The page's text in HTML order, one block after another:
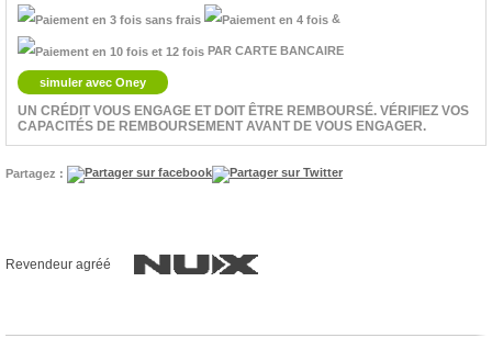
&
PAR CARTE BANCAIRE
simuler avec Oney
UN CRÉDIT VOUS ENGAGE ET DOIT ÊTRE REMBOURSÉ. VÉRIFIEZ VOS
CAPACITÉS DE REMBOURSEMENT AVANT DE VOUS ENGAGER.
Partagez :
Revendeur agréé